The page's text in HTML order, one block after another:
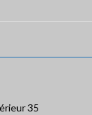
35